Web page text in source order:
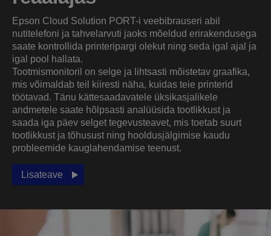
Epson Cloud Solution PORT-i veebibrauseri abil
nutitelefoni ja tahvelarvuti jaoks mõeldud erirakendusega
saate kontrollida printeripargi olekut ning seda igal ajal ja
igal pool hallata.
Tootmismonitoril on selge ja lihtsasti mõistetav graafika,
mis võimaldab teil kiiresti näha, kuidas teie printerid
töötavad. Tänu kättesaadavatele üksikasjalikele
andmetele saate hõlpsasti analüüsida tootlikkust ja
saada iga päev selget tegevusteavet, mis toetab suurt
tootlikkust ja tõhusust ning hooldusjälgimise kaudu
probleemide kauglahendamise teenust.
Lisateave